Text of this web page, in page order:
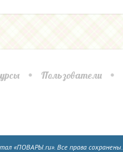
Пользователи
«ПОВАРЫ.ru». Все права сохранены.